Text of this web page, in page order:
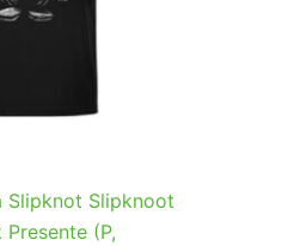
Slipknot Slipknoot
(P,